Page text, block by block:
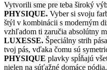
Vytvorili sme pre teba široký
PHYSIQUE. Vyber si svoju
štýl v kombinácii s moderným
vzhľadom ti zaručia absolútny
LUXESSE. Špeciálny strih
tvoj pás, vďaka čomu sú
PHYSIQUE plavky spĺňajú
nielen na súťažné domáce